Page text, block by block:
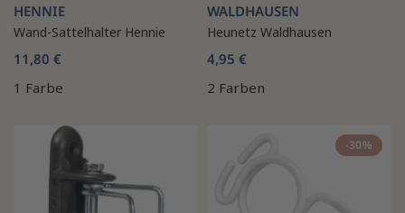
HENNIE
Wand-Sattelhalter Hennie
11,80 €
1 Farbe
WALDHAUSEN
Heunetz Waldhausen
4,95 €
2 Farben
-30%